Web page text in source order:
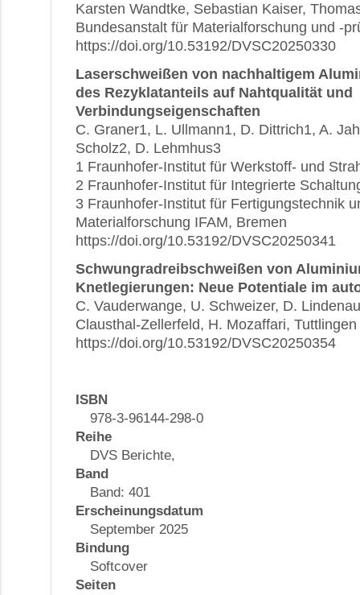
Karsten Wandtke, Sebastian Kaiser,
Bundesanstalt für Materialforschung und -
https://doi.org/10.53192/DVSC20250330
Laserschweißen von nachhaltigem
des Rezyklatanteils auf Nahtqualität und
Verbindungseigenschaften
C. Graner1, L. Ullmann1, D. Dittrich1, A.
Scholz2, D. Lehmhus3
1 Fraunhofer-Institut für Werkstoff- und
2 Fraunhofer-Institut für Integrierte
3 Fraunhofer-Institut für Fertigungstechnik
Materialforschung IFAM, Bremen
https://doi.org/10.53192/DVSC20250341
Schwungradreibschweißen von
Knetlegierungen: Neue Potentiale im
C. Vauderwange, U. Schweizer, D.
Clausthal-Zellerfeld, H. Mozaffari, Tuttlingen
https://doi.org/10.53192/DVSC20250354
ISBN
978-3-96144-298-0
Reihe
DVS Berichte,
Band
Band: 401
Erscheinungsdatum
September 2025
Bindung
Softcover
Seiten